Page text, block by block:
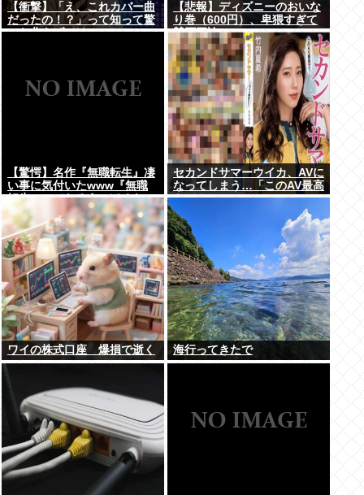
【衝撃】「え、これカバー曲
だったの！？」って知って驚
いた曲あげてけ
【悲報】ディズニーのおいな
り巻（600円）、卑猥すぎて
賛否両論www
【驚愕】名作『無職転生』凄
い事に気付いたwww『無職
転生』ってなろうっぽくない
からおすすめって言われたか
ら見たのだけど…もしかし
て…
セカンドサマーウイカ、AVに
なってしまう…「このAV最高
やで！」
ワイの株式口座 爆損で逝く 海行ってきたで